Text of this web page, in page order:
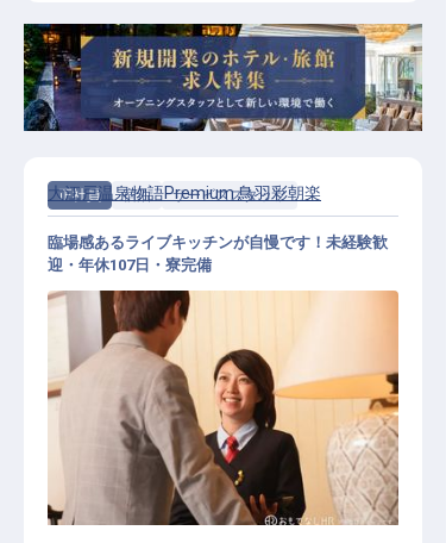
正社員 宿泊 サービススタッフ
サービススタッフ / 正社員
大江戸温泉物語Premium 鳥羽彩朝楽
臨場感あるライブキッチンが自慢です！未経験歓
迎・年休107日・寮完備